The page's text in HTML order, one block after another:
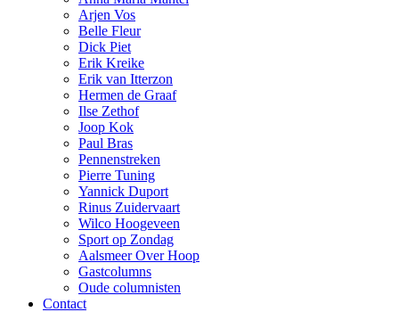
Arjen Vos
Belle Fleur
Dick Piet
Erik Kreike
Erik van Itterzon
Hermen de Graaf
Ilse Zethof
Joop Kok
Paul Bras
Pennenstreken
Pierre Tuning
Yannick Duport
Rinus Zuidervaart
Wilco Hoogeveen
Sport op Zondag
Aalsmeer Over Hoop
Gastcolumns
Oude columnisten
Contact